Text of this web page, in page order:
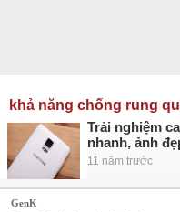
khả năng chống rung
Trải nghiệm
nhanh, ảnh
11 năm trước
GenK